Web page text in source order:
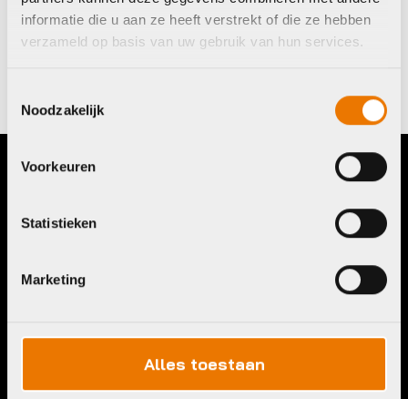
informatie die u aan ze heeft verstrekt of die ze hebben
verzameld op basis van uw gebruik van hun services.
Noodzakelijk
Voorkeuren
Statistieken
Marketing
Alles toestaan
Boek SVP niet meer dan 7 dagen vooruit.
Proefrit aanvragen
Telefoon:
Openingstijden
Gesloten
Dinsdag:
08:30 - 18:00
Contact